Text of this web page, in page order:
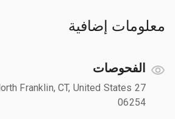
معلومات إضافية
الفحوصات
Franklin, CT, United States
06254